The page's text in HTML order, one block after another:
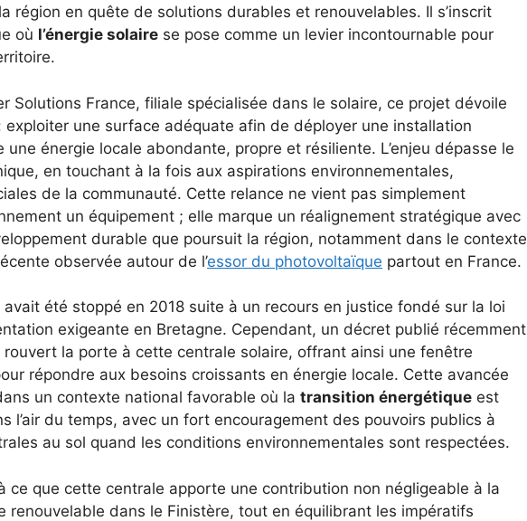
région en quête de solutions durables et renouvelables. Il s’inscrit
où l’énergie solaire se pose comme un levier incontournable pour
Solutions France, filiale spécialisée dans le solaire, ce projet dévoile
une surface adéquate afin de déployer une installation
une énergie locale abondante, propre et résiliente. L’enjeu dépasse le
en touchant à la fois aux aspirations environnementales,
de la communauté. Cette relance ne vient pas simplement
un équipement ; elle marque un réalignement stratégique avec
durable que poursuit la région, notamment dans le contexte
observée autour de l’essor du photovoltaïque partout en France.
avait été stoppé en 2018 suite à un recours en justice fondé sur la loi
exigeante en Bretagne. Cependant, un décret publié récemment
la porte à cette centrale solaire, offrant ainsi une fenêtre
répondre aux besoins croissants en énergie locale. Cette avancée
un contexte national favorable où la transition énergétique est
l’air du temps, avec un fort encouragement des pouvoirs publics à
au sol quand les conditions environnementales sont respectées.
ce que cette centrale apporte une contribution non négligeable à la
renouvelable dans le Finistère, tout en équilibrant les impératifs